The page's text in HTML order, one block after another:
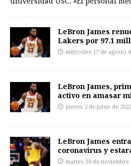
LeBron James
Lakers por 97.1
miércoles 17 de agosto
LeBron James,
activo en amasar
jueves 2 de junio de
LeBron James
coronavirus y
martes 30 de noviembre